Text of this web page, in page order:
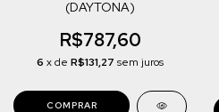
(DAYTONA)
R$787,60
6 x de R$131,27 sem juros